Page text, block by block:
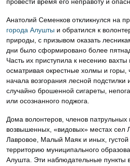
провести время его неправоту и
Анатолий Семенков откликнулся на
города Алушты и обратился к
природы, с призывом оказать
дни было сформировано более
Часть их приступила к несению вахты
осматривая окрестные холмы и горы,
начала возгорания лесной подстилки
случайно брошенной сигареты,
или осознанного поджога.
Дома волонтеров, членов
возвышенных, «видовых» местах сел
Лавровое, Малый Маяк и иных, густой
территорию муниципального
Алушта. Эти наблюдательные пункты